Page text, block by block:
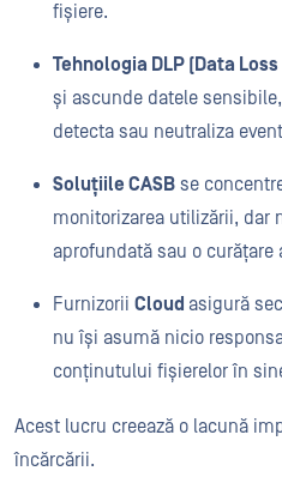
fișiere.
Tehnologia DLP (Data
și ascunde datele
detecta sau neutraliza
Soluțiile CASB se
monitorizarea utilizării, dar
aprofundată sau o curățare
Furnizorii Cloud asigură
nu își asumă nicio
conținutului fișierelor în
Acest lucru creează o lacună
încărcării.